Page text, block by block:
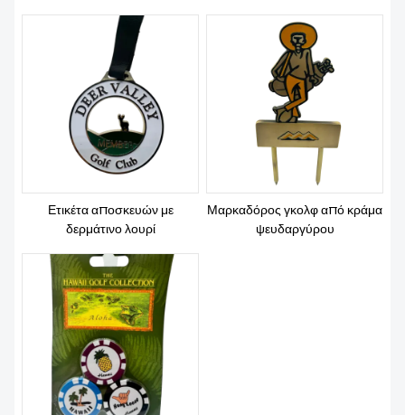
Ετικέτα αποσκευών με
δερμάτινο λουρί
Μαρκαδόρος γκολφ από κράμα
ψευδαργύρου